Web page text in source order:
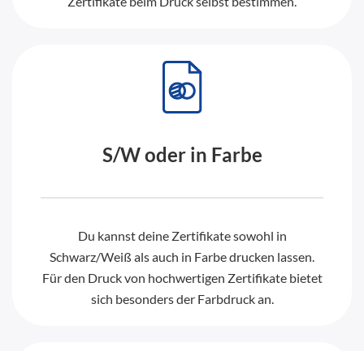
S/W oder in Farbe
Du kannst deine Zertifikate sowohl in
Schwarz/Weiß als auch in Farbe drucken lassen.
Für den Druck von hochwertigen Zertifikate bietet
sich besonders der Farbdruck an.